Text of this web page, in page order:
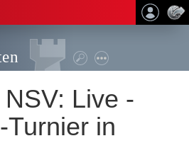
Live -
in